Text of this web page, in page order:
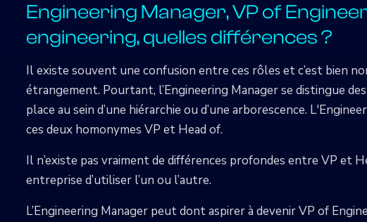
Engineering Manager, VP of
engineering, quelles différences ?
Il existe souvent une confusion entre ces rôles et c’est bien
étrangement. Pourtant, l’Engineering Manager se distingue
place au sein d’une hiérarchie ou d’une arborescence.
ces deux homonymes VP et Head of.
Il n’existe pas vraiment de différences profondes entre VP et
entreprise d’utiliser l’un ou l’autre.
L’Engineering Manager peut dont aspirer à devenir VP of